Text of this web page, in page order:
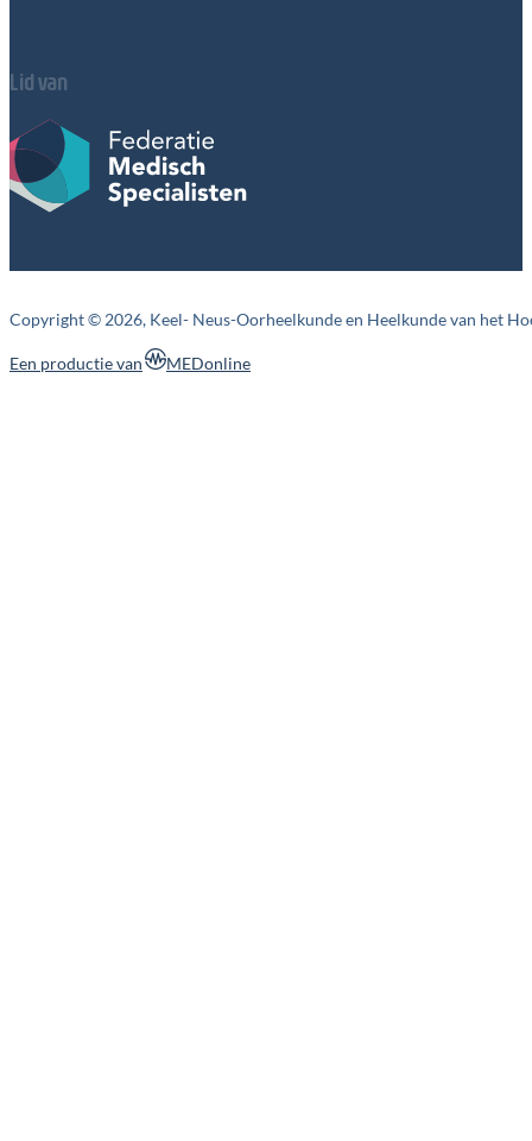
Lid van
Copyright © 2026, Keel- Neus-Oorheelkunde en Heelkunde van het
MEDonline